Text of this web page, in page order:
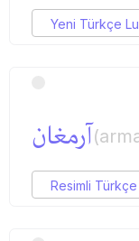
Yeni Türkçe
آرمغان
Resimli Türkçe